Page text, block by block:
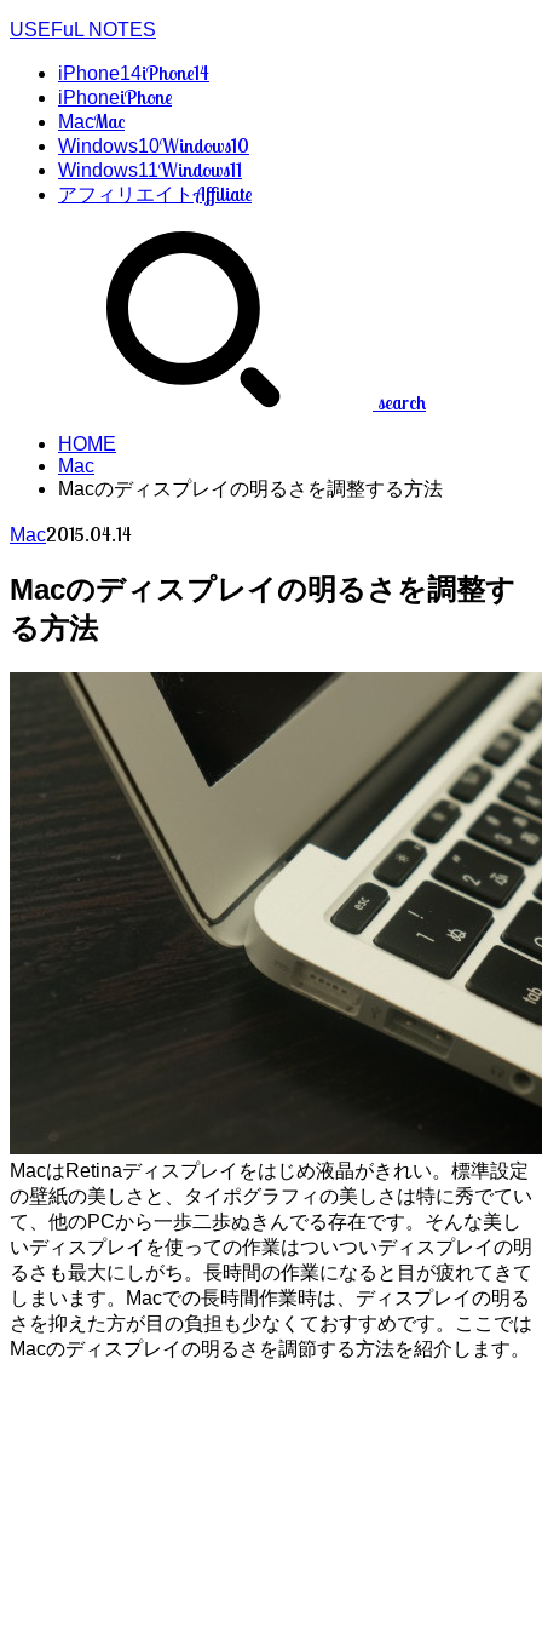
USEFuL NOTES
iPhone14iPhone14
iPhoneiPhone
MacMac
Windows10Windows10
Windows11Windows11
アフィリエイトAffiliate
search
HOME
Mac
Macのディスプレイの明るさを調整する方法
Mac2015.04.14
Macのディスプレイの明るさを調整す
る方法
MacはRetinaディスプレイをはじめ液晶がきれい。標準設定
の壁紙の美しさと、タイポグラフィの美しさは特に秀でてい
て、他のPCから一歩二歩ぬきんでる存在です。そんな美し
いディスプレイを使っての作業はついついディスプレイの明
るさも最大にしがち。長時間の作業になると目が疲れてきて
しまいます。Macでの長時間作業時は、ディスプレイの明る
さを抑えた方が目の負担も少なくておすすめです。ここでは
Macのディスプレイの明るさを調節する方法を紹介します。